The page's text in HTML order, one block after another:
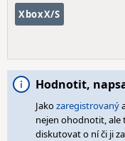
XboxX/S
Hodnotit,
Jakozaregistrovaný
nejen ohodnotit, ale
diskutovat o ní či ji